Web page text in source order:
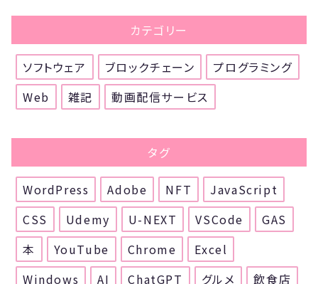
カテゴリー
ソフトウェア ブロックチェーン
プログラミング
Web
雑記 動画配信サービス
タグ
WordPress Adobe NFT
JavaScript
CSS
Udemy U-NEXT VSCode
GAS
本
YouTube Chrome
Excel
Windows
AI ChatGPT グルメ
飲食店